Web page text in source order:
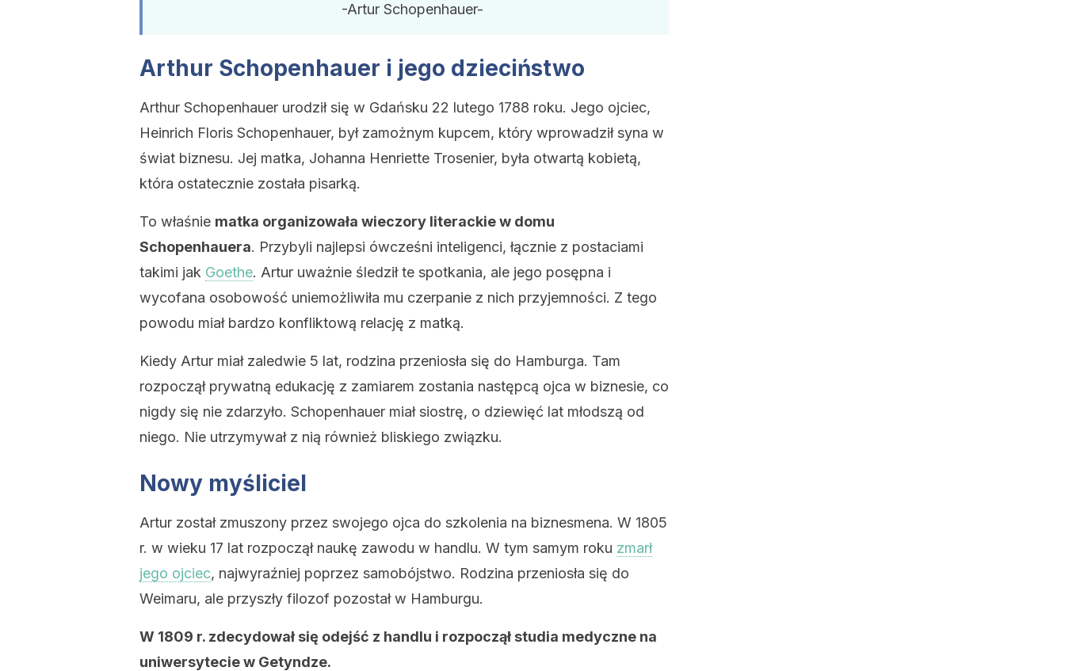
-Artur Schopenhauer-
Arthur Schopenhauer i jego dzieciństwo
Arthur Schopenhauer urodził się w Gdańsku 22 lutego 1788 roku. Jego ojciec,
Heinrich Floris Schopenhauer, był zamożnym kupcem, który wprowadził syna w
świat biznesu. Jej matka, Johanna Henriette Trosenier, była otwartą kobietą,
która ostatecznie została pisarką.
To właśnie matka organizowała wieczory literackie w domu
Schopenhauera. Przybyli najlepsi ówcześni inteligenci, łącznie z postaciami
takimi jak Goethe. Artur uważnie śledził te spotkania, ale jego posępna i
wycofana osobowość uniemożliwiła mu czerpanie z nich przyjemności. Z tego
powodu miał bardzo konfliktową relację z matką.
Kiedy Artur miał zaledwie 5 lat, rodzina przeniosła się do Hamburga. Tam
rozpoczął prywatną edukację z zamiarem zostania następcą ojca w biznesie, co
nigdy się nie zdarzyło. Schopenhauer miał siostrę, o dziewięć lat młodszą od
niego. Nie utrzymywał z nią również bliskiego związku.
Nowy myśliciel
Artur został zmuszony przez swojego ojca do szkolenia na biznesmena. W 1805
r. w wieku 17 lat rozpoczął naukę zawodu w handlu. W tym samym roku zmarł
jego ojciec, najwyraźniej poprzez samobójstwo. Rodzina przeniosła się do
Weimaru, ale przyszły filozof pozostał w Hamburgu.
W 1809 r. zdecydował się odejść z handlu i rozpoczął studia medyczne na
uniwersytecie w Getyndze.